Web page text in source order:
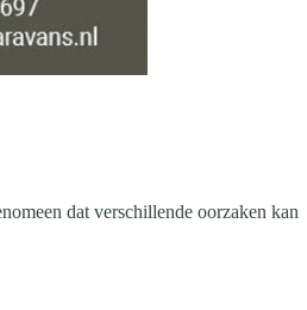
dat verschillende oorzaken kan